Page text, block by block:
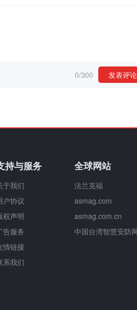
0/300 发表评论
持与服务
于我们
户协议
权声明
告服务
情链接
系我们
全球网站
法兰克福
asmag.com
asmag.com.cn
中国台湾智慧安防